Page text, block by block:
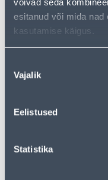
esitanud või mida nad
kasutamise käigus.
valik
Vajalik
Eelistused
Statistika
Калькулятор
Депозит